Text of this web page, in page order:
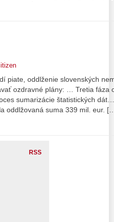
piate, oddlženie slovenských
ozdravné plány: … Tretia fáza
sumarizácie štatistických
oddlžovaná suma 339 mil. eur.
RSS